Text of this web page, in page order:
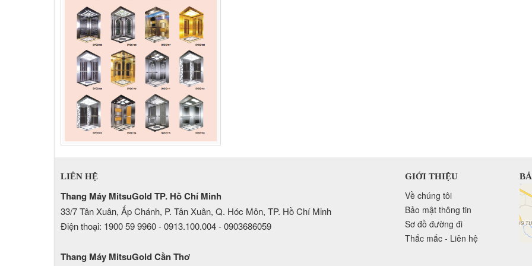
LIÊN HỆ
Thang Máy MitsuGold TP. Hồ Chí Minh
33/7 Tân Xuân, Ấp Chánh, P. Tân Xuân, Q. Hóc Môn, TP. Hồ Chí Minh
Điện thoại: 1900 59 9960 - 0913.100.004 - 0903686059
GIỚI THIỆU
Về chúng tôi
Bảo mật thông tin
Sơ đồ đường đi
Thắc mắc - Liên hệ
Thang Máy MitsuGold Cần Thơ